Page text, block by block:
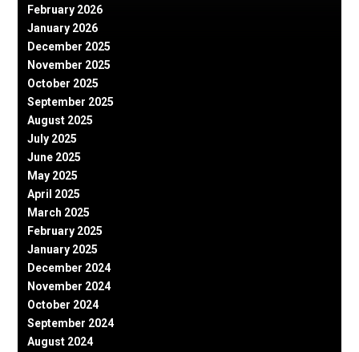
February 2026
January 2026
December 2025
November 2025
October 2025
September 2025
August 2025
July 2025
June 2025
May 2025
April 2025
March 2025
February 2025
January 2025
December 2024
November 2024
October 2024
September 2024
August 2024